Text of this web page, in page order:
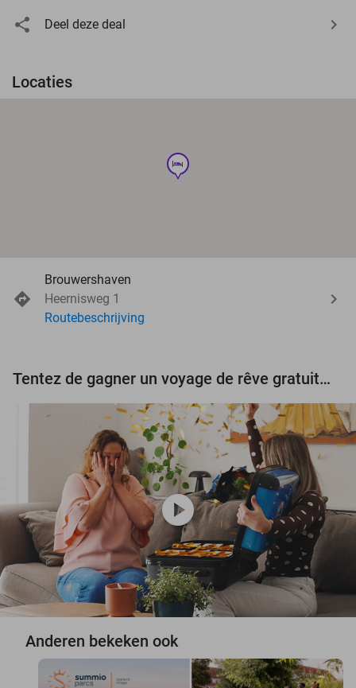
Deel deze deal
Locaties
hotel
Brouwershaven
Heernisweg 1
Routebeschrijving
Tentez de gagner un voyage de rêve gratuit d'une valeur de 3.000 € !
play_circle
Anderen bekeken ook